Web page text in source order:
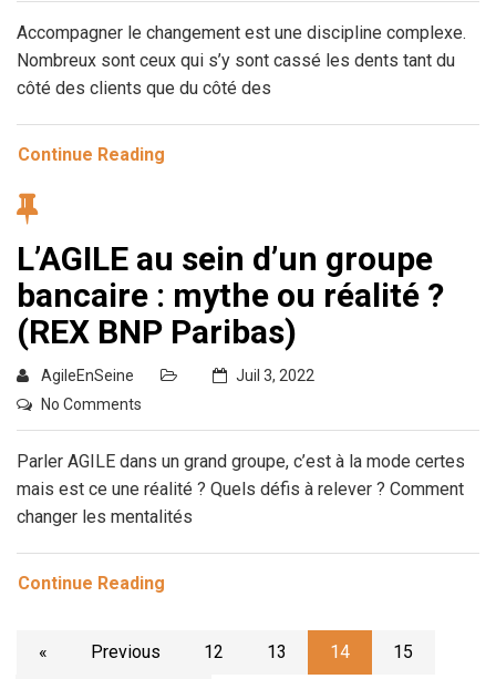
Accompagner le changement est une discipline complexe.
Nombreux sont ceux qui s’y sont cassé les dents tant du
côté des clients que du côté des
Continue Reading
L’AGILE au sein d’un groupe
bancaire : mythe ou réalité ?
(REX BNP Paribas)
AgileEnSeine
Juil 3, 2022
No Comments
Parler AGILE dans un grand groupe, c’est à la mode certes
mais est ce une réalité ? Quels défis à relever ? Comment
changer les mentalités
Continue Reading
« Previous 12 13 14 15